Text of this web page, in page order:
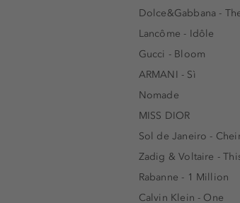
Dolce&Gabbana -
Lancôme - Idôle
Gucci - Bloom
ARMANI - Sì
Nomade
MISS DIOR
Sol de Janeiro -
Zadig & Voltaire -
Rabanne - 1 Million
Calvin Klein - One